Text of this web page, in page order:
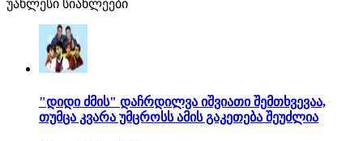
უახლესი სიახლეები
"დიდი ძმის" დაჩრდილვა იშვიათი შემთხვევაა,
თუმცა კვარა უმცროსს ამის გაკეთება შეუძლია